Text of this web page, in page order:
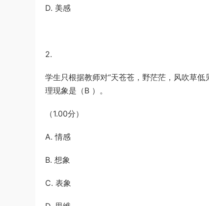
D. 美感
2.
学生只根据教师对“天苍苍，野茫茫，风吹草
理现象是（B ）。
（1.00分）
A. 情感
B. 想象
C. 表象